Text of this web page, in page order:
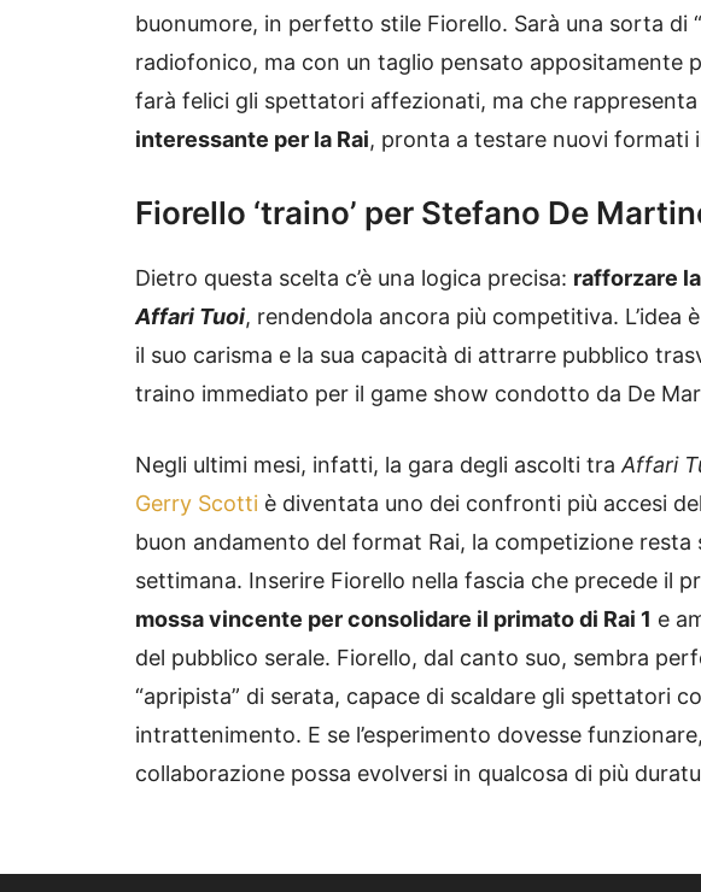
buonumore, in perfetto stile Fiorello. Sarà una sorta di
radiofonico, ma con un taglio pensato appositamente
farà felici gli spettatori affezionati, ma che
interessante per la Rai, pronta a testare nuovi formati
Fiorello ‘traino’ per Stefano De
Dietro questa scelta c’è una logica precisa: rafforzare
Affari Tuoi, rendendola ancora più competitiva. L’idea
il suo carisma e la sua capacità di attrarre pubblico
traino immediato per il game show condotto da De
Negli ultimi mesi, infatti, la gara degli ascolti tra Affari
Gerry Scotti è diventata uno dei confronti più accesi
buon andamento del format Rai, la competizione
settimana. Inserire Fiorello nella fascia che precede il
mossa vincente per consolidare il primato di Rai 1 e
del pubblico serale. Fiorello, dal canto suo, sembra
“apripista” di serata, capace di scaldare gli spettatori
intrattenimento. E se l’esperimento dovesse
collaborazione possa evolversi in qualcosa di più